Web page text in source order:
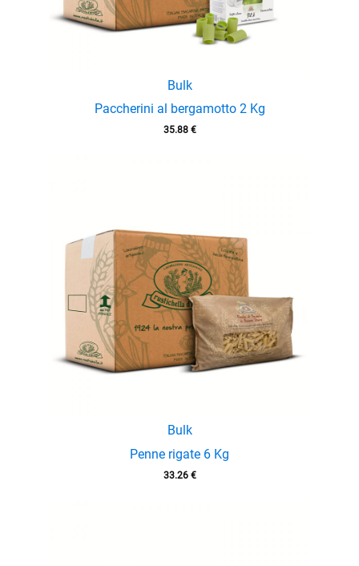
Bulk
Paccherini al bergamotto 2 Kg
35.88 €
Bulk
Penne rigate 6 Kg
33.26 €